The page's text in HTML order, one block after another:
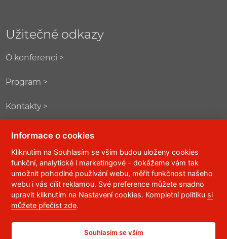
Užitečné odkazy
O konferenci >
Program >
Kontakty >
Kontakt
Univerzita Pardubice
Centrum informačních technologií a služeb
Studentská 95
Informace o cookies
Kliknutím na Souhlasím se vším budou uloženy cookies
funkční, analytické i marketingové - dokážeme vám tak
umožnit pohodlné používání webu, měřit funkčnost našeho
webu i vás cílit reklamou. Své preference můžete snadno
upravit kliknutím na Nastavení cookies. Kompletní politiku si
můžete přečíst zde.
Souhlasím se vším